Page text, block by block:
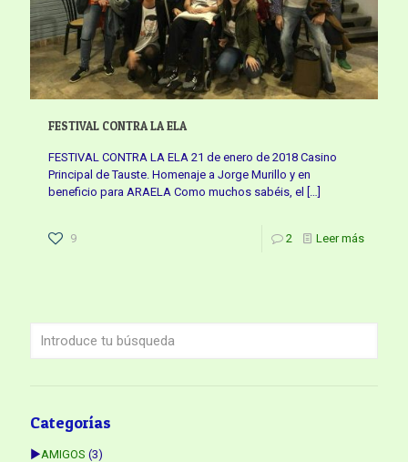
FESTIVAL CONTRA LA ELA
FESTIVAL CONTRA LA ELA 21 de enero de 2018 Casino
Principal de Tauste. Homenaje a Jorge Murillo y en
beneficio para ARAELA Como muchos sabéis, el […]
9 2 Leer más
Categorías
►AMIGOS (3)